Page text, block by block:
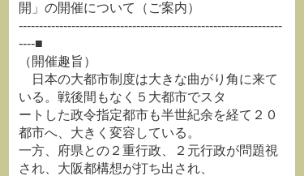
開」の開催について（ご案内）
-----------------------------------------------------------------
----■
（開催趣旨）
日本の大都市制度は大きな曲がり角に来て
いる。戦後間もなく５大都市でスタ
ートした政令指定都市も半世紀余を経て２０
都市へ、大きく変容している。
一方、府県との２重行政、２元行政が問題視
され、大阪都構想が打ち出され、